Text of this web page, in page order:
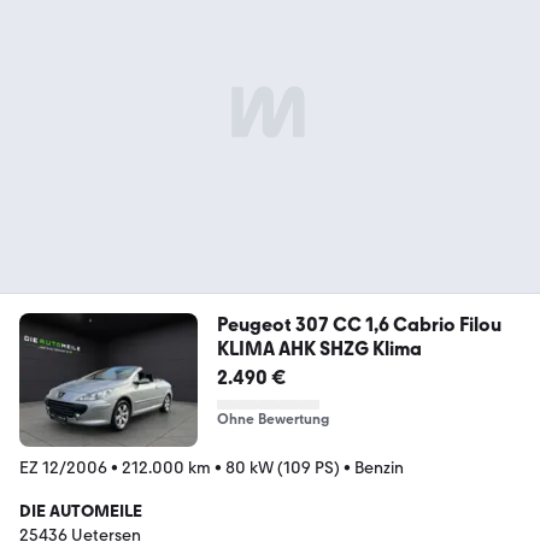
Peugeot 307 CC 1,6 Cabrio Filou
KLIMA AHK SHZG Klima
2.490 €
Ohne Bewertung
EZ 12/2006• 212.000 km • 80 kW (109 PS) • Benzin
DIE AUTOMEILE
25436 Uetersen